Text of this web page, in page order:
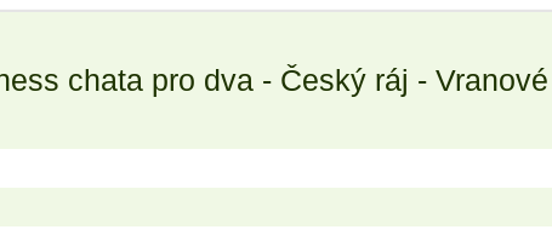
chata pro dva - Český ráj - Vranové